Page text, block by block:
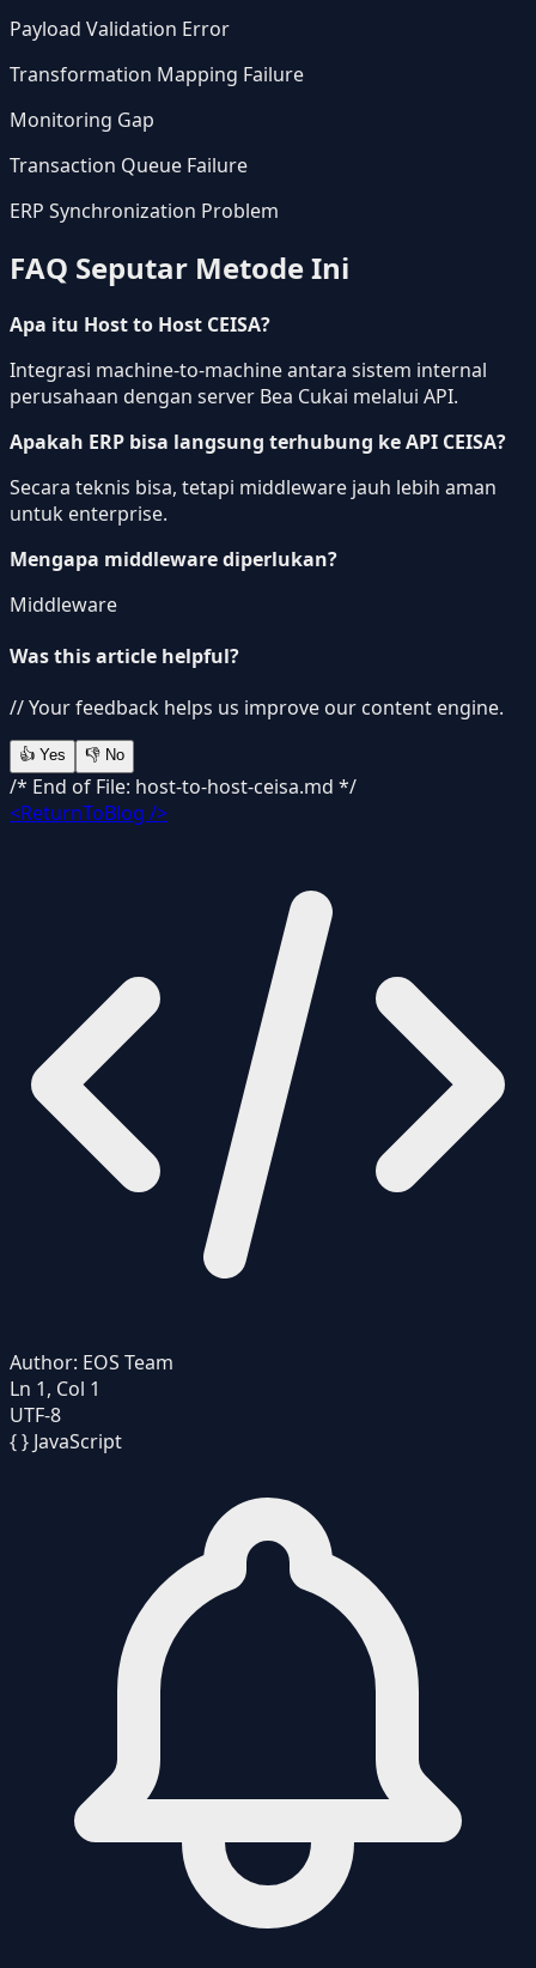
Payload Validation Error
Transformation Mapping Failure
Monitoring Gap
Transaction Queue Failure
ERP Synchronization Problem
FAQ Seputar Metode Ini
Apa itu Host to Host CEISA?
Integrasi machine-to-machine antara sistem internal
perusahaan dengan server Bea Cukai melalui API.
Apakah ERP bisa langsung terhubung ke API CEISA?
Secara teknis bisa, tetapi middleware jauh lebih aman
untuk enterprise.
Mengapa middleware diperlukan?
Middleware
Was this article helpful?
// Your feedback helps us improve our content engine.
👍 Yes 👎 No
/* End of File: host-to-host-ceisa.md */
<ReturnToBlog />
Author: EOS Team
Ln 1, Col 1
UTF-8
{ } JavaScript